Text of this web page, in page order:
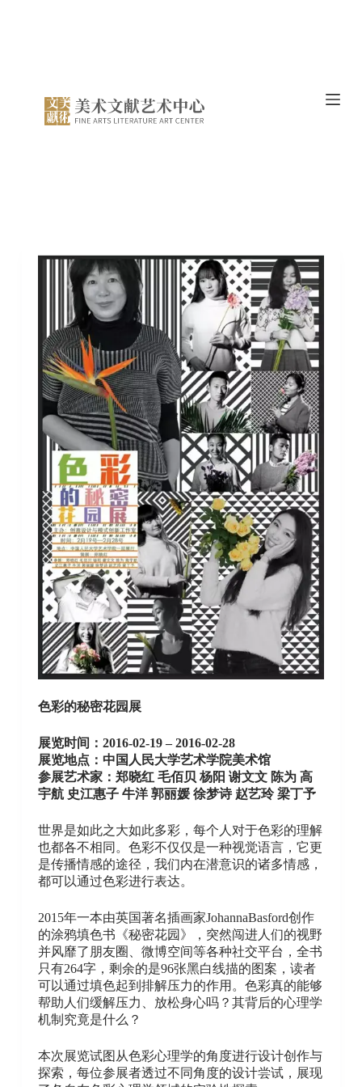
色彩的秘密花园展
展览时间：2016-02-19 – 2016-02-28
展览地点：中国人民大学艺术学院美术馆
参展艺术家：郑晓红 毛佰贝 杨阳 谢文文 陈为 高
宇航 史江惠子 牛洋 郭丽媛 徐梦诗 赵艺玲 梁丁予
世界是如此之大如此多彩，每个人对于色彩的理解
也都各不相同。色彩不仅仅是一种视觉语言，它更
是传播情感的途径，我们内在潜意识的诸多情感，
都可以通过色彩进行表达。
2015年一本由英国著名插画家JohannaBasford创作
的涂鸦填色书《秘密花园》，突然闯进人们的视野
并风靡了朋友圈、微博空间等各种社交平台，全书
只有264字，剩余的是96张黑白线描的图案，读者
可以通过填色起到排解压力的作用。色彩真的能够
帮助人们缓解压力、放松身心吗？其背后的心理学
机制究竟是什么？
本次展览试图从色彩心理学的角度进行设计创作与
探索，每位参展者透过不同角度的设计尝试，展现